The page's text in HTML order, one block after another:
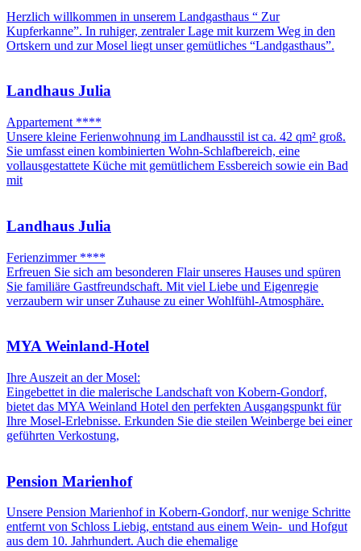
Herzlich willkommen in unserem Landgasthaus “ Zur
Kupferkanne”. In ruhiger, zentraler Lage mit kurzem Weg in den
Ortskern und zur Mosel liegt unser gemütliches “Landgasthaus”.
Landhaus Julia
Appartement ****
Unsere kleine Ferienwohnung im Landhausstil ist ca. 42 qm² groß.
Sie umfasst einen kombinierten Wohn-Schlafbereich, eine
vollausgestattete Küche mit gemütlichem Essbereich sowie ein Bad
mit
Landhaus Julia
Ferienzimmer ****
Erfreuen Sie sich am besonderen Flair unseres Hauses und spüren
Sie familiäre Gastfreundschaft. Mit viel Liebe und Eigenregie
verzaubern wir unser Zuhause zu einer Wohlfühl-Atmosphäre.
MYA Weinland-Hotel
Ihre Auszeit an der Mosel:
Eingebettet in die malerische Landschaft von Kobern-Gondorf,
bietet das MYA Weinland Hotel den perfekten Ausgangspunkt für
Ihre Mosel-Erlebnisse. Erkunden Sie die steilen Weinberge bei einer
geführten Verkostung,
Pension Marienhof
Unsere Pension Marienhof in Kobern-Gondorf, nur wenige Schritte
entfernt von Schloss Liebig, entstand aus einem Wein- und Hofgut
aus dem 10. Jahrhundert. Auch die ehemalige